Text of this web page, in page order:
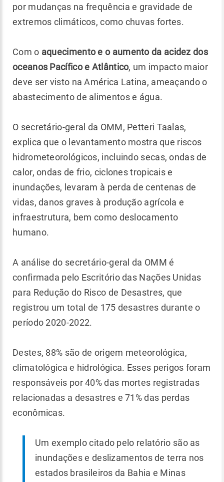
por mudanças na frequência e gravidade de
extremos climáticos, como chuvas fortes.
Com o aquecimento e o aumento da acidez dos
oceanos Pacífico e Atlântico, um impacto maior
deve ser visto na América Latina, ameaçando o
abastecimento de alimentos e água.
O secretário-geral da OMM, Petteri Taalas,
explica que o levantamento mostra que riscos
hidrometeorológicos, incluindo secas, ondas de
calor, ondas de frio, ciclones tropicais e
inundações, levaram à perda de centenas de
vidas, danos graves à produção agrícola e
infraestrutura, bem como deslocamento
humano.
A análise do secretário-geral da OMM é
confirmada pelo Escritório das Nações Unidas
para Redução do Risco de Desastres, que
registrou um total de 175 desastres durante o
período 2020-2022.
Destes, 88% são de origem meteorológica,
climatológica e hidrológica. Esses perigos foram
responsáveis ​​por 40% das mortes registradas
relacionadas a desastres e 71% das perdas
econômicas.
Um exemplo citado pelo relatório são as
inundações e deslizamentos de terra nos
estados brasileiros da Bahia e Minas